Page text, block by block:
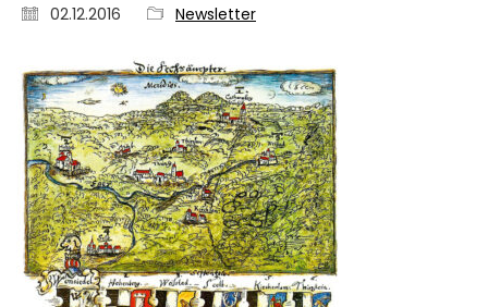
02.12.2016 Newsletter